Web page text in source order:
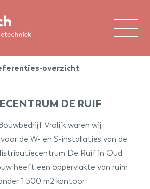
Home
Branches
Contact
overzicht
DE RUIF
Vrolijk waren wij
de W- en S-installaties van de
De Ruif in Oud
heeft een oppervlakte van ruim
1.500 m2 kantoor.